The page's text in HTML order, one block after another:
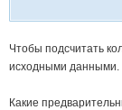
Чтобы подсчитать
исходными данными.
Какие